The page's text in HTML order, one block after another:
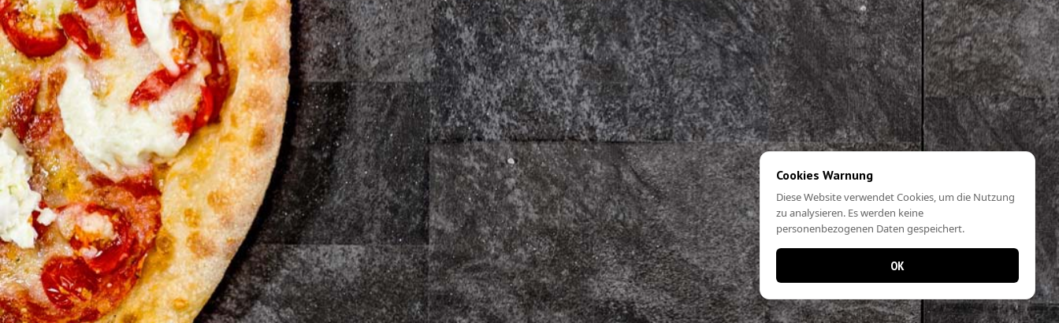
Cookies Warnung
Diese Website verwendet Cookies, um die Nutzung
zu analysieren. Es werden keine
personenbezogenen Daten gespeichert.
OK